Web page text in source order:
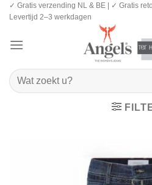
Ga
naar
✓ Gratis verzending NL & BE | ✓ Gratis
Levertijd 2–3 werkdagen
Zoeken
naar: